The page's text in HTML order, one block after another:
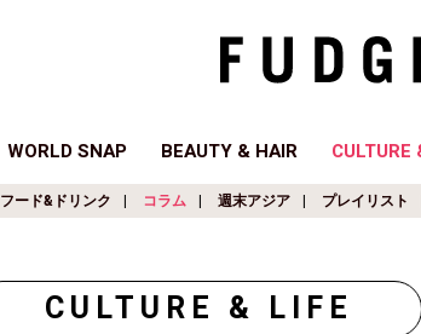
WORLD SNAP BEAUTY & HAIR CULTURE
フード&ドリンク コラム 週末アジア プレイリスト
CULTURE & LIFE